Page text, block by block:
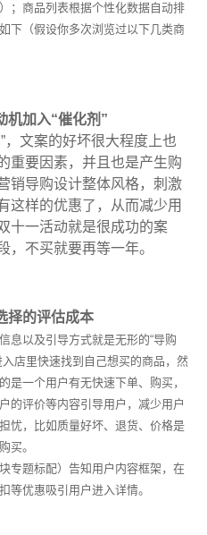
；商品列表根据个性化数据自动排
下（假设你多次浏览过以下几类商
机加入“催化剂”
，文案的好坏很大程度上也
重要因素，并且也是产生购
销导购设计整体风格，刺激
这样的优惠了，从而减少用
十一活动就是很成功的案
，不买就要再等一年。
择的评估成本
息以及引导方式就是无形的“导购
店里快速找到自己想买的商品，然
是一个用户有无快速下单、购买，
的评价等内容引导用户，减少用户
忧，比如质量好坏、退货、价格是
买。
专题标配）告知用户内容框架，在
等优惠吸引用户进入详情。